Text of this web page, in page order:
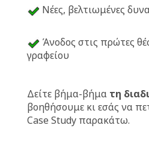
Νέες, βελτιωμένες
Άνοδος στις πρώτες
γραφείου
Δείτε βήμα-βήμα τη
βοηθήσουμε κι εσάς να
Case Study παρακάτω.